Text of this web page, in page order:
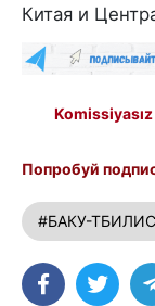
Китая и
Попробуй
#БАКУ-